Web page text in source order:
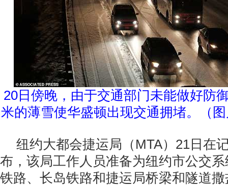
20日傍晚​​，由于交通部门未能做好防
米的薄雪使华盛顿出现交通拥堵。（
纽约大都会捷运局（MTA）21日在
布，该局工作人员准备为纽约市公交
铁路、长岛铁路和捷运局桥梁和隧道